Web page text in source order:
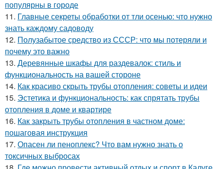
популярны в городе
11. Главные секреты обработки от тли осенью: что нужно
знать каждому садоводу
12. Полузабытое средство из СССР: что мы потеряли и
почему это важно
13. Деревянные шкафы для раздевалок: стиль и
функциональность на вашей стороне
14. Как красиво скрыть трубы отопления: советы и идеи
15. Эстетика и функциональность: как спрятать трубы
отопления в доме и квартире
16. Как закрыть трубы отопления в частном доме:
пошаговая инструкция
17. Опасен ли пеноплекс? Что вам нужно знать о
токсичных выбросах